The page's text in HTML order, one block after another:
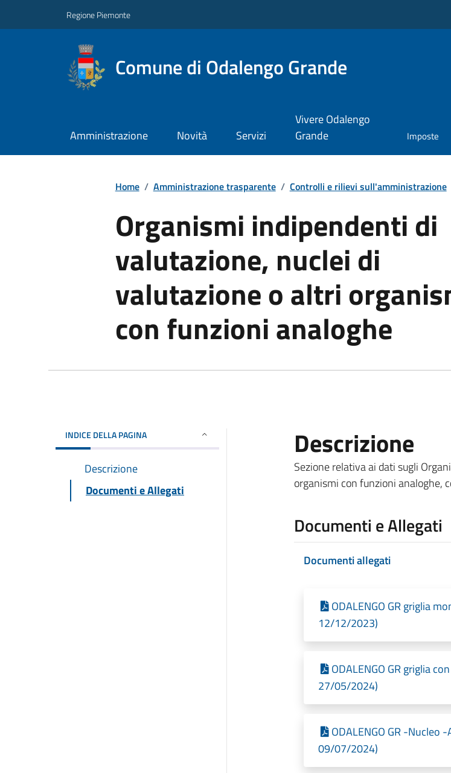
Regione Piemonte
Comune di Odalengo Grande
Amministrazione Novità Servizi
Vivere Odalengo
Grande
Imposte
Home / Amministrazione trasparente / Controlli e rilievi sull'amministrazione
Organismi indipendenti di
valutazione, nuclei di
valutazione o altri
con funzioni analoghe
INDICE DELLA PAGINA
Descrizione
Documenti e Allegati
Descrizione
Sezione relativa ai dati sugli
organismi con funzioni analoghe,
Documenti e Allegati
Documenti allegati
ODALENGO GR griglia
12/12/2023)
ODALENGO GR griglia
27/05/2024)
ODALENGO GR -Nucleo
09/07/2024)